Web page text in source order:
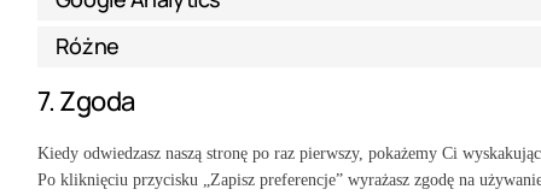
Różne
7. Zgoda
Kiedy odwiedzasz naszą stronę po raz pierwszy, pokażemy Ci
Po kliknięciu przycisku „Zapisz preferencje” wyrażasz zgodę na